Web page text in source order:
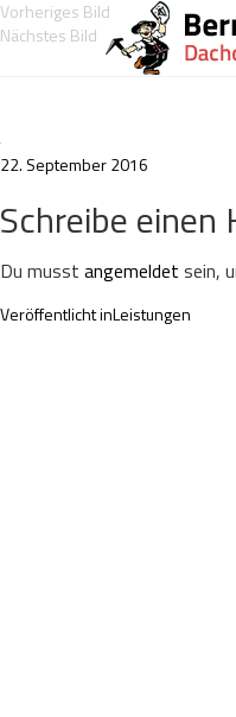
Vorheriges Bild
Nächstes Bild
Veröffentlicht
22. September 2016
Schreibe
Du musst angemeldet sein,
Veröffentlicht inLeistungen